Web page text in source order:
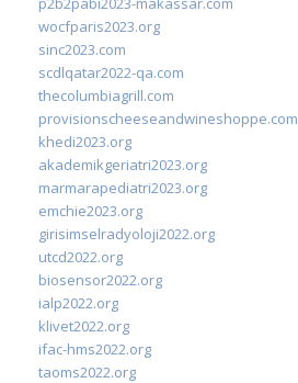
wocfparis2023.org
sinc2023.com
scdlqatar2022-qa.com
thecolumbiagrill.com
provisionscheeseandwineshoppe.com
khedi2023.org
akademikgeriatri2023.org
marmarapediatri2023.org
emchie2023.org
girisimselradyoloji2022.org
utcd2022.org
biosensor2022.org
ialp2022.org
klivet2022.org
ifac-hms2022.org
taoms2022.org